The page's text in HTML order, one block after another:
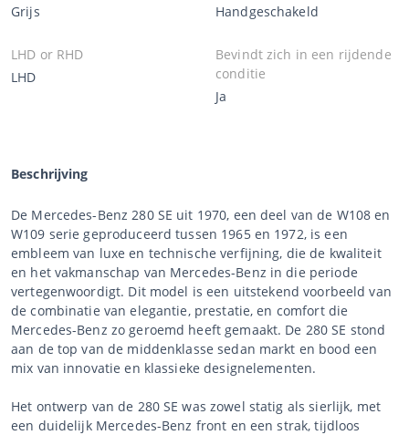
Grijs Handgeschakeld
LHD or RHD
LHD
Bevindt zich in een rijdende
conditie
Ja
Beschrijving
De Mercedes-Benz 280 SE uit 1970, een deel van de W108 en
W109 serie geproduceerd tussen 1965 en 1972, is een
embleem van luxe en technische verfijning, die de kwaliteit
en het vakmanschap van Mercedes-Benz in die periode
vertegenwoordigt. Dit model is een uitstekend voorbeeld van
de combinatie van elegantie, prestatie, en comfort die
Mercedes-Benz zo geroemd heeft gemaakt. De 280 SE stond
aan de top van de middenklasse sedan markt en bood een
mix van innovatie en klassieke designelementen.
Het ontwerp van de 280 SE was zowel statig als sierlijk, met
een duidelijk Mercedes-Benz front en een strak, tijdloos